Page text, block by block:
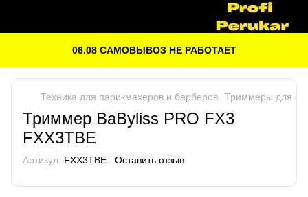
06.08 САМОВЫВОЗ НЕ РАБОТАЕТ
Техника для парикмахеров и барберов Триммеры для
Триммер BaByliss PRO FX3
FXX3TBE
Артикул: FXX3TBE Оставить отзыв